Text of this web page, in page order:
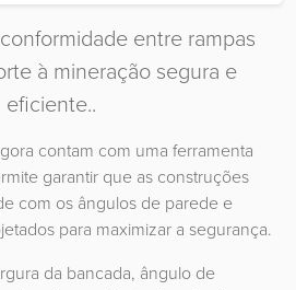
entre rampas
à mineração segura e
eficiente..
contam com uma ferramenta
garantir que as construções
com os ângulos de parede e
para maximizar a segurança.
da bancada, ângulo de